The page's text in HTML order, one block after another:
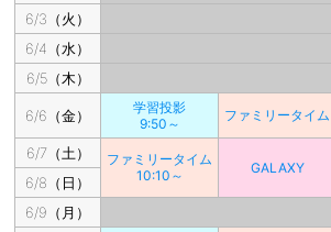
6/3（火）
6/4（水）
6/5（木）
6/6（金）
学習投影
9:50～
ファミリータイム
6/7（土）
ファミリータイム
10:10～
GALAXY
6/8（日）
6/9（月）